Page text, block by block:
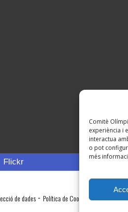
Comitè
experiència i
interactua
o pot
més
Flickr
de dades - Política de Cookies